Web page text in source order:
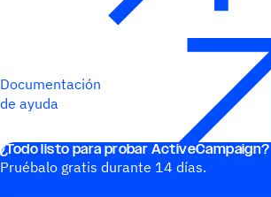
Documentación
de ayuda
¿Todo listo para probar ActiveCampaign?
Pruébalo gratis durante 14 días.